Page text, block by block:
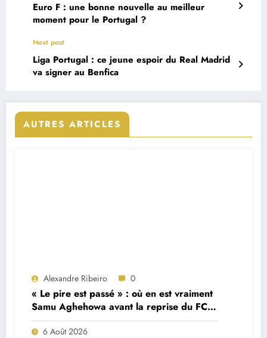
Euro F : une bonne nouvelle au meilleur
moment pour le Portugal ?
Next post
Liga Portugal : ce jeune espoir du Real Madrid
va signer au Benfica
AUTRES ARTICLES
Alexandre Ribeiro 0
« Le pire est passé » : où en est vraiment
Samu Aghehowa avant la reprise du FC
Porto ?
6 Août 2026